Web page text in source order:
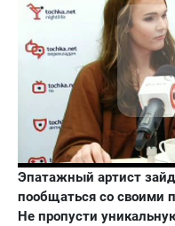
Эпатажный артист
пообщаться со своими
Не пропусти